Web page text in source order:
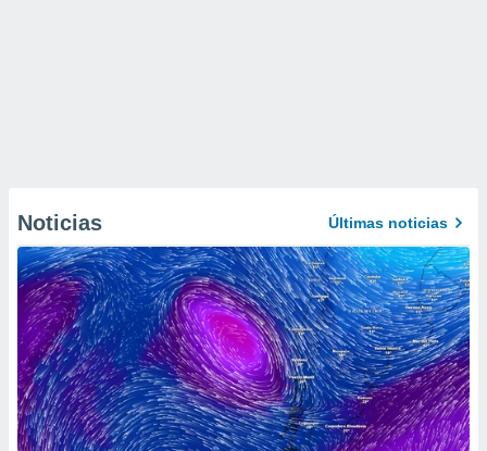
Noticias Últimas noticias